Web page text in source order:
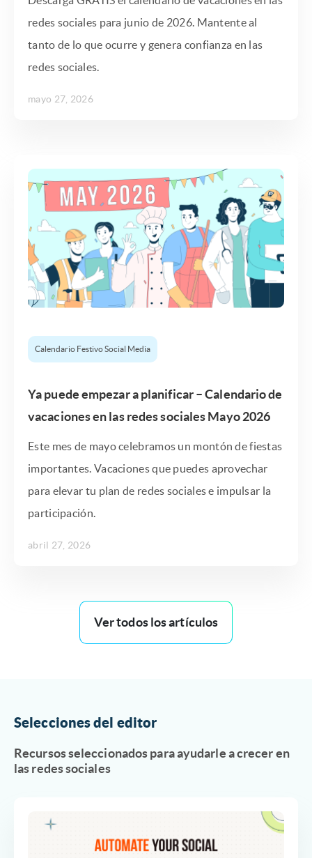
redes sociales para junio de 2026. Mantente al
tanto de lo que ocurre y genera confianza en las
redes sociales.
mayo 27, 2026
Calendario Festivo Social Media
Ya puede empezar a planificar – Calendario de
vacaciones en las redes sociales Mayo 2026
Este mes de mayo celebramos un montón de fiestas
importantes. Vacaciones que puedes aprovechar
para elevar tu plan de redes sociales e impulsar la
participación.
abril 27, 2026
Ver todos los artículos
Selecciones del editor
Recursos seleccionados para ayudarle a crecer en
las redes sociales